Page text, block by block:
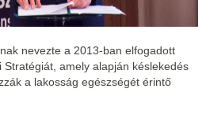
nevezte a 2013-ban elfogadott
Stratégiát, amely alapján késlekedés
a lakosság egészségét érintő